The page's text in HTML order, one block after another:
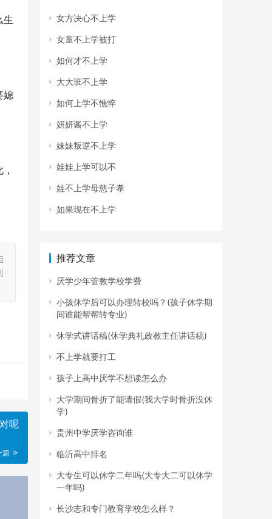
生
媳
呢
篇
女方决心不上学
女童不上学被打
如何才不上学
大大班不上学
如何上学不憔悴
妍妍酱不上学
妹妹叛逆不上学
娃娃上学可以不
娃不上学母慈子孝
如果现在不上学
推荐文章
厌学少年管教学校学费
小孩休学后可以办理转校吗？(孩子休学期
间谁能帮帮转专业)
休学式讲话稿(休学典礼政教主任讲话稿)
不上学就要打工
孩子上高中厌学不想读怎么办
大学期间骨折了能请假(我大学时骨折没休
学)
贵州中学厌学咨询谁
临沂高中排名
大专生可以休学二年吗(大专大二可以休学
一年吗)
长沙志和专门教育学校怎么样？